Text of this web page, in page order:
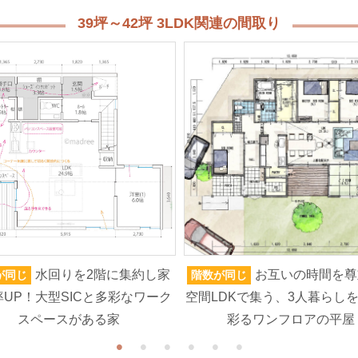
39坪～42坪 3LDK関連の間取り
同じ
水回りを2階に集約し家
UP！大型SICと多彩なワーク
スペースがある家
階数が同じ
お互いの時間を
空間LDKで集う、3人暮らし
彩るワンフロアの平屋